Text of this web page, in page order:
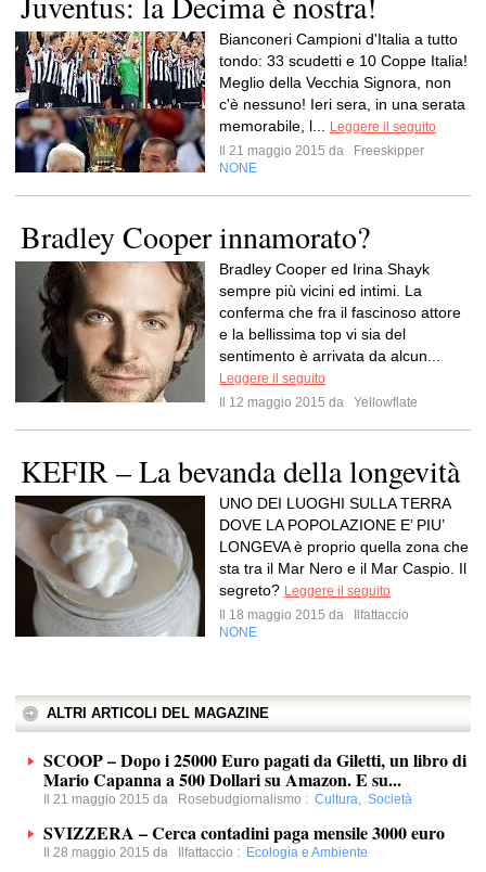
Bianconeri Campioni d'Italia a tutto
tondo: 33 scudetti e 10 Coppe Italia!
Meglio della Vecchia Signora, non
c'è nessuno! Ieri sera, in una serata
memorabile, l...
Leggere il seguito
Il 21 maggio 2015 da
Freeskipper
NONE
Bradley Cooper innamorato?
Bradley Cooper ed Irina Shayk
sempre più vicini ed intimi. La
conferma che fra il fascinoso attore
e la bellissima top vi sia del
sentimento è arrivata da alcun...
Leggere il seguito
Il 12 maggio 2015 da
Yellowflate
KEFIR – La bevanda della longevità
UNO DEI LUOGHI SULLA TERRA
DOVE LA POPOLAZIONE E’ PIU’
LONGEVA è proprio quella zona che
sta tra il Mar Nero e il Mar Caspio. Il
segreto? Leggere il seguito
Il 18 maggio 2015 da
Ilfattaccio
NONE
ALTRI ARTICOLI DEL MAGAZINE
SCOOP – Dopo i 25000 Euro pagati da Giletti, un libro di
Mario Capanna a 500 Dollari su Amazon. E su...
Il 21 maggio 2015 da Rosebudgiornalismo : Cultura, Società
SVIZZERA – Cerca contadini paga mensile 3000 euro
Il 28 maggio 2015 da Ilfattaccio : Ecologia e Ambiente